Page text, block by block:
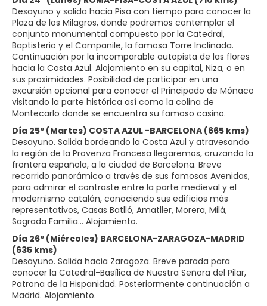
Desayuno y salida hacia Pisa con tiempo para conocer la
Plaza de los Milagros, donde podremos contemplar el
conjunto monumental compuesto por la Catedral,
Baptisterio y el Campanile, la famosa Torre Inclinada.
Continuación por la incomparable autopista de las flores
hacia la Costa Azul. Alojamiento en su capital, Niza, o en
sus proximidades. Posibilidad de participar en una
excursión opcional para conocer el Principado de Mónaco
visitando la parte histórica así como la colina de
Montecarlo donde se encuentra su famoso casino.
Día 25º (Martes) COSTA AZUL -BARCELONA (665 kms)
Desayuno. Salida bordeando la Costa Azul y atravesando
la región de la Provenza Francesa llegaremos, cruzando la
frontera española, a la ciudad de Barcelona. Breve
recorrido panorámico a través de sus famosas Avenidas,
para admirar el contraste entre la parte medieval y el
modernismo catalán, conociendo sus edificios más
representativos, Casas Batlló, Amatller, Morera, Milá,
Sagrada Familia… Alojamiento.
Día 26º (Miércoles) BARCELONA-ZARAGOZA-MADRID
(635 kms)
Desayuno. Salida hacia Zaragoza. Breve parada para
conocer la Catedral-Basílica de Nuestra Señora del Pilar,
Patrona de la Hispanidad. Posteriormente continuación a
Madrid. Alojamiento.